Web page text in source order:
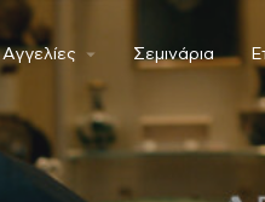
Αγγελίες Σεμινάρια